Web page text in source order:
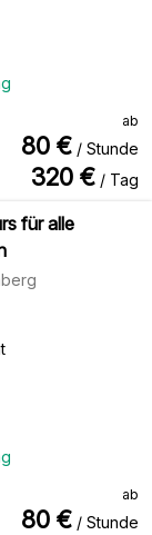
ab
80 € / Stunde
320 € / Tag
für alle
ab
80 € / Stunde